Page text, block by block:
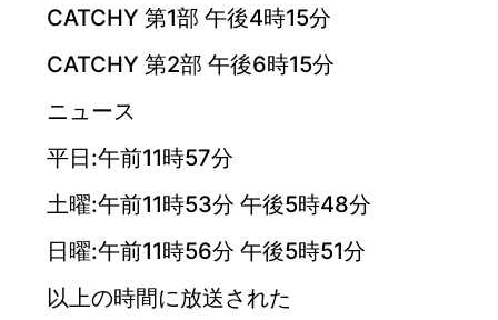
CATCHY 第1部 午後4時15分
CATCHY 第2部 午後6時15分
ニュース
平日:午前11時57分
土曜:午前11時53分 午後5時48分
日曜:午前11時56分 午後5時51分
以上の時間に放送された